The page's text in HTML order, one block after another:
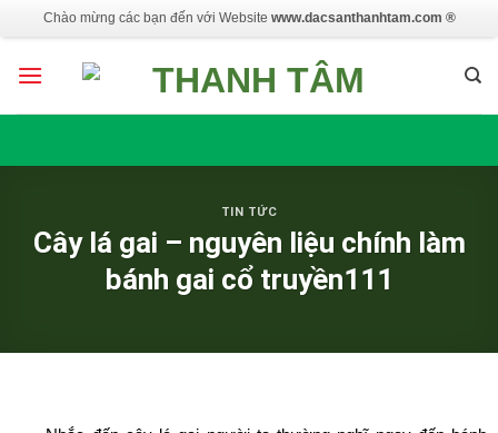
to
content
Chào mừng các bạn đến với Website www.dacsanthanhtam.com ®
TIN TỨC
Cây lá gai – nguyên liệu chính làm
bánh gai cổ truyền111